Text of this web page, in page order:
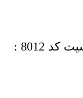
ضخامت ورق ماربل شیت کد 8012 :